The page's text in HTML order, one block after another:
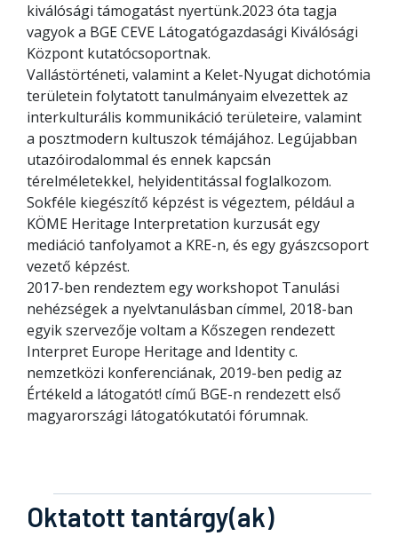
kiválósági támogatást nyertünk.2023 óta tagja
vagyok a BGE CEVE Látogatógazdasági Kiválósági
Központ kutatócsoportnak.
Vallástörténeti, valamint a Kelet-Nyugat dichotómia
területein folytatott tanulmányaim elvezettek az
interkulturális kommunikáció területeire, valamint
a posztmodern kultuszok témájához. Legújabban
utazóirodalommal és ennek kapcsán
térelméletekkel, helyidentitással foglalkozom.
Sokféle kiegészítő képzést is végeztem, például a
KÖME Heritage Interpretation kurzusát egy
mediáció tanfolyamot a KRE-n, és egy gyászcsoport
vezető képzést.
2017-ben rendeztem egy workshopot Tanulási
nehézségek a nyelvtanulásban címmel, 2018-ban
egyik szervezője voltam a Kőszegen rendezett
Interpret Europe Heritage and Identity c.
nemzetközi konferenciának, 2019-ben pedig az
Értékeld a látogatót! című BGE-n rendezett első
magyarországi látogatókutatói fórumnak.
Oktatott tantárgy(ak)